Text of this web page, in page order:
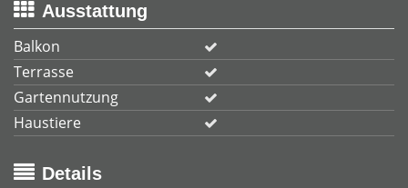
Ausstattung
Balkon
Terrasse
Gartennutzung
Haustiere
Details